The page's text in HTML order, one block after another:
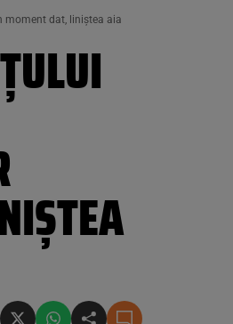
moment dat, liniștea aia